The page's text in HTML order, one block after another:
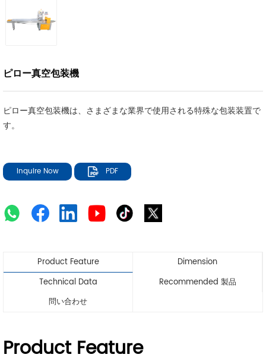
ピロー真空包装機
ピロー真空包装機は、さまざまな業界で使用される特殊な包装装置で
す。
Inquire Now PDF
Product Feature
Dimension
Technical Data
Recommended 製品
問い合わせ
Product Feature